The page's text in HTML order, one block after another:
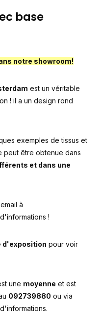
base
notre showroom!
est un véritable
! il a un design rond
exemples de tissus et
peut être obtenue dans
et dans une
à
!
d'exposition pour voir
une moyenne et est
092739880 ou via